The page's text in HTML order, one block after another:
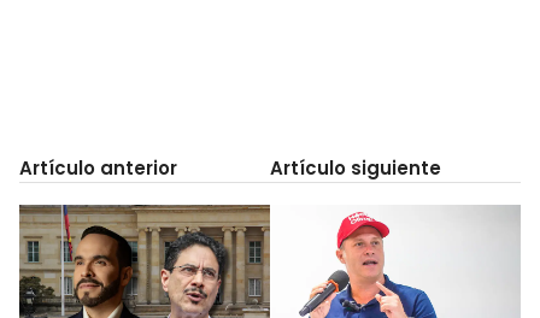
Artículo anterior Artículo siguiente